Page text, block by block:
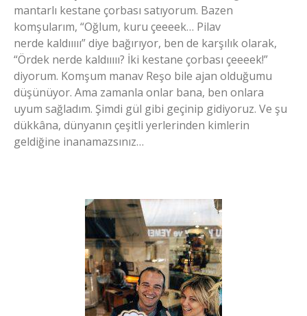
mantarlı kestane çorbası satıyorum. Bazen
komşularım, “Oğlum, kuru çeeeek… Pilav
nerde kaldııııı” diye bağırıyor, ben de karşılık olarak,
“Ördek nerde kaldııııı? İki kestane çorbası çeeeek!”
diyorum. Komşum manav Reşo bile ajan olduğumu
düşünüyor. Ama zamanla onlar bana, ben onlara
uyum sağladım. Şimdi gül gibi geçinip gidiyoruz. Ve şu
dükkâna, dünyanın çeşitli yerlerinden kimlerin
geldiğine inanamazsınız…